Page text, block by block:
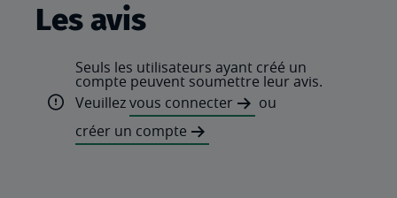
Les avis
Seuls les utilisateurs ayant créé un
compte peuvent soumettre leur avis.
Veuillezvous connecter
ou
créer un compte